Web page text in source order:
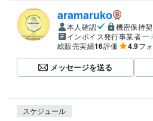
aramaruko
本人確認
機密保持
インボイス発行事業者
総販売実績16評価 4.9フ
メッセージを送る
スケジュール